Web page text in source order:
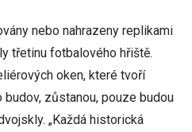
nebo nahrazeny replikami
třetinu fotbalového hřiště.
oken, které tvoří
zůstanou, pouze budou
„Každá historická